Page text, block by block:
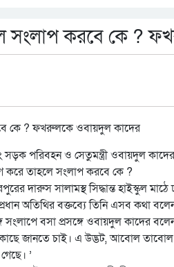
সংলাপ করবে কে ?
পরিবহন ও সেতুমন্ত্রী ওবায়দুল
করে তাহলে সংলাপ করবে কে ?
দারুস সালামস্থ সিদ্ধান্ত হাইস্কুল
অতিথির বক্তব্যে তিনি এসব কথা
বসা প্রসঙ্গে ওবায়দুল কাদের
কাছে জানতে চাই। এ উদ্ভট, আবোল
’